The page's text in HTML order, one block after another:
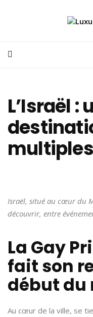
L’Israël :
Israël, situé au cœur du
découvrir, entre
La Gay
fait son
début du
Au cœur de la ville, se